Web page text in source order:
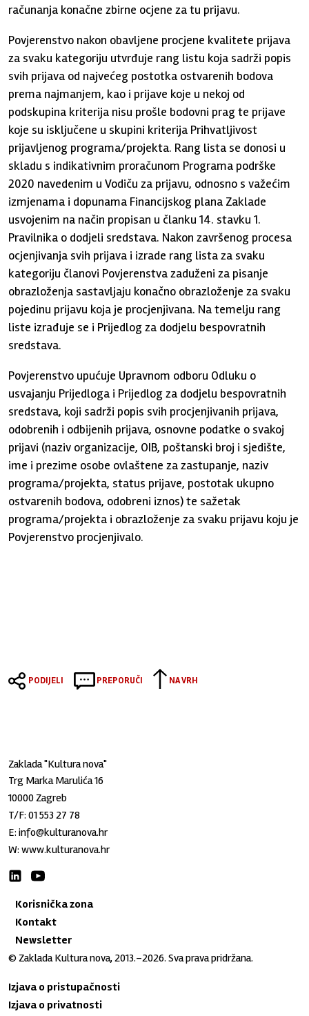
računanja konačne zbirne ocjene za tu prijavu.
Povjerenstvo nakon obavljene procjene kvalitete prijava
za svaku kategoriju utvrđuje rang listu koja sadrži popis
svih prijava od najvećeg postotka ostvarenih bodova
prema najmanjem, kao i prijave koje u nekoj od
podskupina kriterija nisu prošle bodovni prag te prijave
koje su isključene u skupini kriterija Prihvatljivost
prijavljenog programa/projekta. Rang lista se donosi u
skladu s indikativnim proračunom Programa podrške
2020 navedenim u Vodiču za prijavu, odnosno s važećim
izmjenama i dopunama Financijskog plana Zaklade
usvojenim na način propisan u članku 14. stavku 1.
Pravilnika o dodjeli sredstava. Nakon završenog procesa
ocjenjivanja svih prijava i izrade rang lista za svaku
kategoriju članovi Povjerenstva zaduženi za pisanje
obrazloženja sastavljaju konačno obrazloženje za svaku
pojedinu prijavu koja je procjenjivana. Na temelju rang
liste izrađuje se i Prijedlog za dodjelu bespovratnih
sredstava.
Povjerenstvo upućuje Upravnom odboru Odluku o
usvajanju Prijedloga i Prijedlog za dodjelu bespovratnih
sredstava, koji sadrži popis svih procjenjivanih prijava,
odobrenih i odbijenih prijava, osnovne podatke o svakoj
prijavi (naziv organizacije, OIB, poštanski broj i sjedište,
ime i prezime osobe ovlaštene za zastupanje, naziv
programa/projekta, status prijave, postotak ukupno
ostvarenih bodova, odobreni iznos) te sažetak
programa/projekta i obrazloženje za svaku prijavu koju je
Povjerenstvo procjenjivalo.
PODIJELI PREPORUČI NA VRH
Zaklada "Kultura nova"
Trg Marka Marulića 16
10000 Zagreb
T/F:01 553 27 78
E:info@kulturanova.hr
W:www.kulturanova.hr
Korisnička zona
Kontakt
Newsletter
© Zaklada Kultura nova, 2013.–2026. Sva prava pridržana.
Izjava o pristupačnosti
Izjava o privatnosti